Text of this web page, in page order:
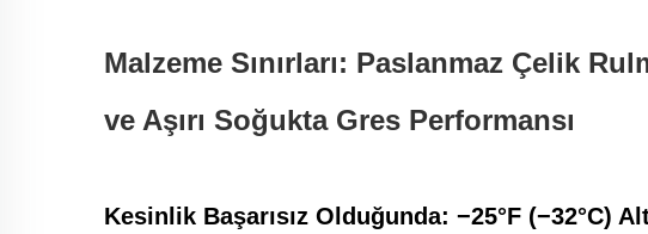
Malzeme Sınırları: Paslanmaz Çelik
ve Aşırı Soğukta Gres Performansı
Kesinlik Başarısız Olduğunda: −25°F (−32°C)